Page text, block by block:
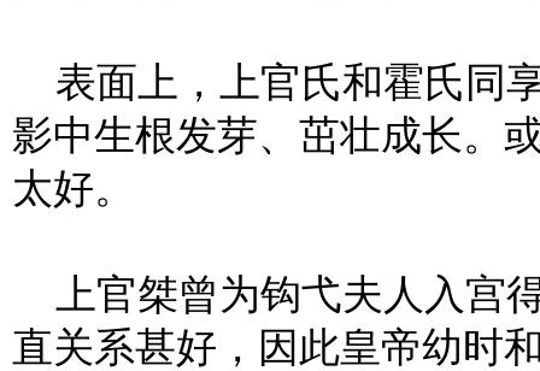
表面上，上官氏和霍氏同
影中生根发芽、茁壮成长。
太好。
上官桀曾为钩弋夫人入宫
直关系甚好，因此皇帝幼时